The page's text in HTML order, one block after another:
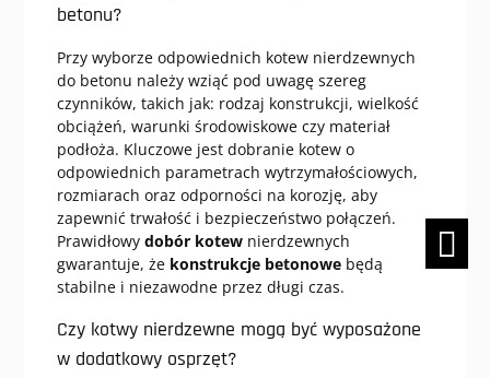
betonu?
Przy wyborze odpowiednich kotew nierdzewnych
do betonu należy wziąć pod uwagę szereg
czynników, takich jak: rodzaj konstrukcji, wielkość
obciążeń, warunki środowiskowe czy materiał
podłoża. Kluczowe jest dobranie kotew o
odpowiednich parametrach wytrzymałościowych,
rozmiarach oraz odporności na korozję, aby
zapewnić trwałość i bezpieczeństwo połączeń.
Prawidłowy dobór kotewnierdzewnych
gwarantuje, że konstrukcje betonowebędą
stabilne i niezawodne przez długi czas.
Czy kotwy nierdzewne mogą być wyposażone
w dodatkowy osprzęt?